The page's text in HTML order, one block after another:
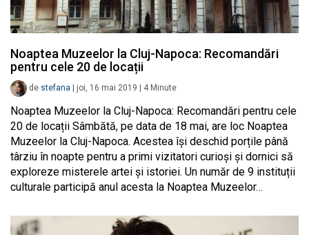
Noaptea Muzeelor la Cluj-Napoca: Recomandări
pentru cele 20 de locații
de stefana joi, 16 mai 2019 4 Minute
Noaptea Muzeelor la Cluj-Napoca: Recomandări pentru cele
20 de locații Sâmbătă, pe data de 18 mai, are loc Noaptea
Muzeelor la Cluj-Napoca. Acestea își deschid porțile până
târziu în noapte pentru a primi vizitatori curioși și dornici să
exploreze misterele artei și istoriei. Un număr de 9 instituții
culturale participă anul acesta la Noaptea Muzeelor…